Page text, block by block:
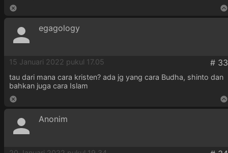
egagology
15 Januari 2022 pukul 17.05
tau dari mana cara kristen? ada jg yang cara Budha, shinto dan
bahkan juga cara Islam
Anonim